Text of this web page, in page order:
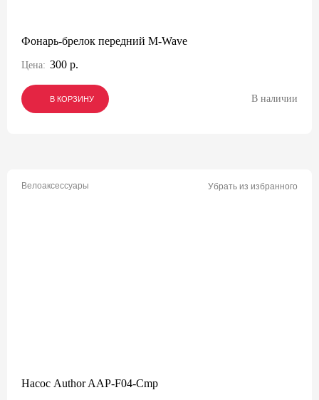
Фонарь-брелок передний M-Wave
Цена: 300 р.
В КОРЗИНУ
В КОРЗИНУ
В КОРЗИНУ В наличии
Велоаксессуары Убрать из избранного
Насос Author AAP-F04-Cmp